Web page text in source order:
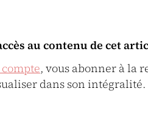
au contenu de cet
, vous abonner à la
dans son intégralité.